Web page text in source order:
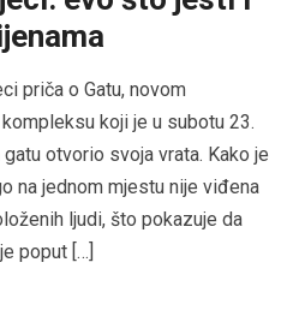
priča o Gatu, novom
koji je u subotu 23.
otvorio svoja vrata. Kako je
na jednom mjestu nije viđena
ljudi, što pokazuje da
poput […]